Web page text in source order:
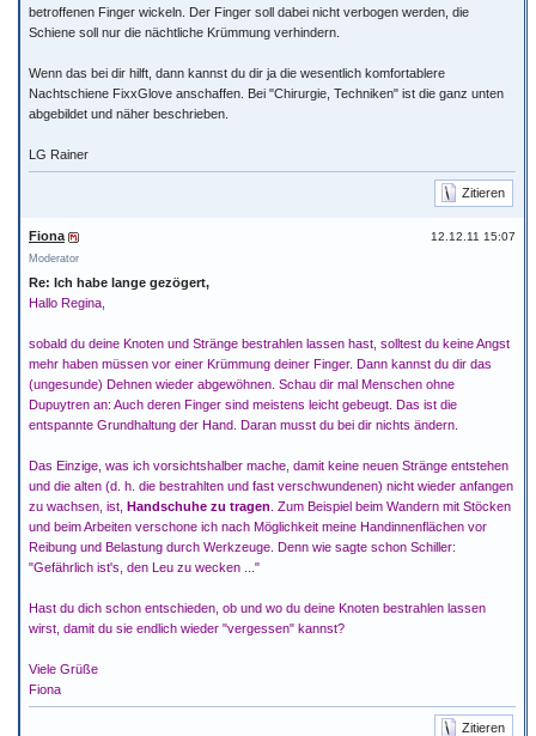
betroffenen Finger wickeln. Der Finger soll dabei nicht verbogen werden, die
Schiene soll nur die nächtliche Krümmung verhindern.
Wenn das bei dir hilft, dann kannst du dir ja die wesentlich komfortablere
Nachtschiene FixxGlove anschaffen. Bei "Chirurgie, Techniken" ist die ganz unten
abgebildet und näher beschrieben.
LG Rainer
Zitieren
12.12.11 15:07
Fiona
Moderator
Re: Ich habe lange gezögert,
Hallo Regina,
sobald du deine Knoten und Stränge bestrahlen lassen hast, solltest du keine Angst
mehr haben müssen vor einer Krümmung deiner Finger. Dann kannst du dir das
(ungesunde) Dehnen wieder abgewöhnen. Schau dir mal Menschen ohne
Dupuytren an: Auch deren Finger sind meistens leicht gebeugt. Das ist die
entspannte Grundhaltung der Hand. Daran musst du bei dir nichts ändern.
Das Einzige, was ich vorsichtshalber mache, damit keine neuen Stränge entstehen
und die alten (d. h. die bestrahlten und fast verschwundenen) nicht wieder anfangen
zu wachsen, ist, Handschuhe zu tragen . Zum Beispiel beim Wandern mit Stöcken
und beim Arbeiten verschone ich nach Möglichkeit meine Handinnenflächen vor
Reibung und Belastung durch Werkzeuge. Denn wie sagte schon Schiller:
"Gefährlich ist's, den Leu zu wecken ..."
Hast du dich schon entschieden, ob und wo du deine Knoten bestrahlen lassen
wirst, damit du sie endlich wieder "vergessen" kannst?
Viele Grüße
Fiona
Zitieren